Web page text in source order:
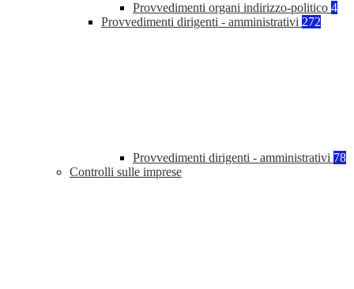
Provvedimenti organi indirizzo-politico 4
Provvedimenti dirigenti - amministrativi 272
Provvedimenti dirigenti - amministrativi 78
Controlli sulle imprese